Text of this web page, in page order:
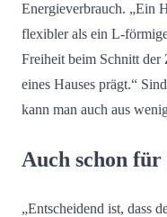
Energieverbrauch. „Ein
flexibler als ein L-
Freiheit beim Schnitt
eines Hauses prägt.“
kann man auch aus
Auch schon
„Entscheidend ist, dass